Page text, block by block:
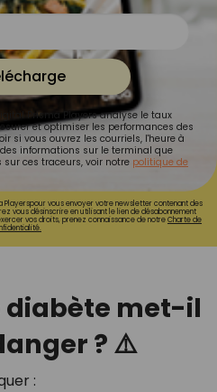
Prisma Players analyse le taux
et optimiser les performances des
si vous ouvrez les courriels, l'heure à
informations sur le terminal que
ces traceurs, voir notre politique de
Playerspour vous envoyer votre newsletter contenant des
vous désinscrire en utilisant le lien de désabonnement
vos droits, prenez connaissance de notreCharte de
diabète met-il
? ⚠️
: